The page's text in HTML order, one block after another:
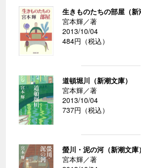
生きものたちの部屋（新
宮本輝／著
2013/10/04
484円（税込）
道頓堀川（新潮文庫）
宮本輝／著
2013/10/04
737円（税込）
螢川・泥の河（新潮文庫）
宮本輝／著